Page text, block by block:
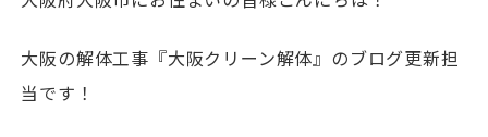
大阪の解体工事『大阪クリーン解体』のブログ更新担
当です！